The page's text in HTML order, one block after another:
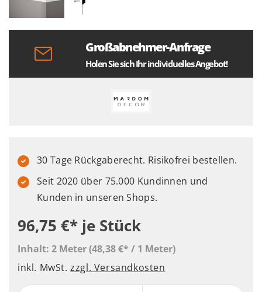
Großabnehmer-Anfrage
Holen Sie sich Ihr individuelles Angebot!
30 Tage Rückgaberecht. Risikofrei bestellen.
Seit 2020 über 75.000 Kundinnen und
Kunden in unseren Shops.
96,75 €* je Stück
Inhalt: 2 Meter(48,38 €* / 1 Meter)
inkl. MwSt.zzgl. Versandkosten